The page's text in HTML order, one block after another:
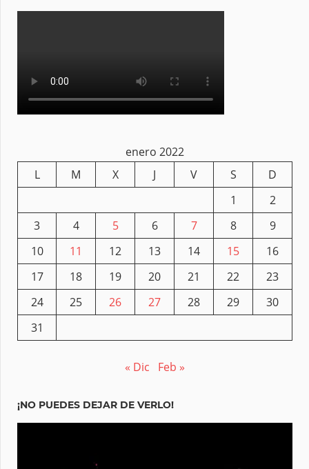
enero 2022
L
M X J V S
D
1
2
3
4 5 6 7 8
9
10
11 12 13 14 15
16
17
18 19 20 21 22
23
24
25 26 27 28 29
30
31
« Dic Feb »
¡NO PUEDES DEJAR DE VERLO!